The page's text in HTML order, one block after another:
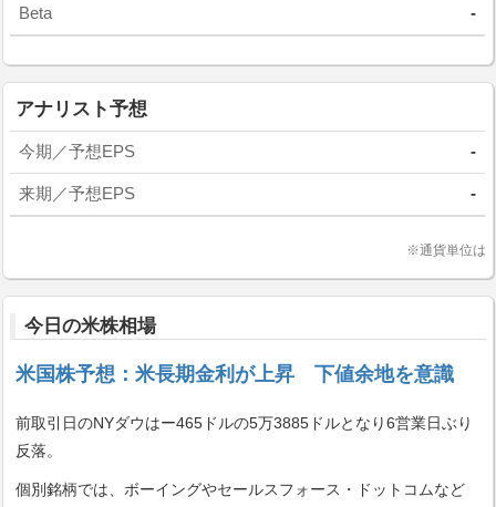
Beta -
アナリスト予想
今期／予想EPS -
来期／予想EPS -
※通貨単位は
今日の米株相場
米国株予想：米長期金利が上昇 下値余地を意識
前取引日のNYダウはー465ドルの5万3885ドルとなり6営業日ぶり
反落。
個別銘柄では、ボーイングやセールスフォース・ドットコムなど